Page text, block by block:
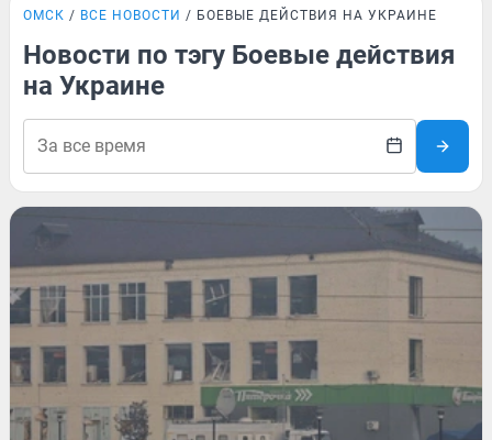
ОМСК ВСЕ НОВОСТИ БОЕВЫЕ ДЕЙСТВИЯ НА УКРАИНЕ
Новости по тэгу Боевые действия
на Украине